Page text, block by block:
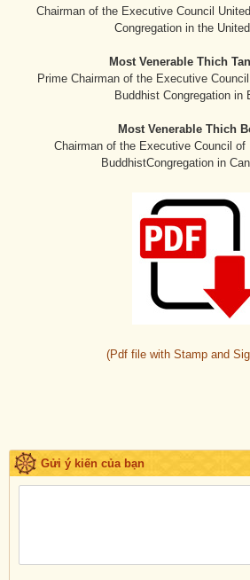
Chairman of the Executive Council
Congregation in the
Most Venerable Thich
Prime Chairman of the Executive
Buddhist Congregation in
Most Venerable Thich
Chairman of the Executive Council of
BuddhistCongregation in
(Pdf file with Stamp and
Gửi ý kiến của bạn